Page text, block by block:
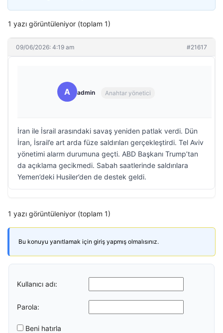
1 yazı görüntüleniyor (toplam 1)
09/06/2026: 4:19 am #21617
A admin Anahtar yönetici
İran ile İsrail arasındaki savaş yeniden patlak verdi. Dün
İran, İsrail’e art arda füze saldırıları gerçekleştirdi. Tel Aviv
yönetimi alarm durumuna geçti. ABD Başkanı Trump’tan
da açıklama gecikmedi. Sabah saatlerinde saldırılara
Yemen’deki Husiler’den de destek geldi.
1 yazı görüntüleniyor (toplam 1)
Bu konuyu yanıtlamak için giriş yapmış olmalısınız.
Kullanıcı adı:
Parola:
Beni hatırla